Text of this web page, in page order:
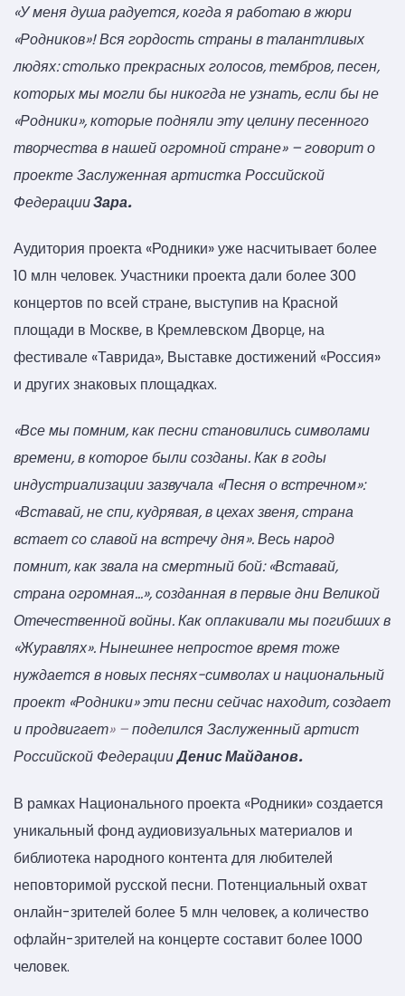
«У меня душа радуется, когда я работаю в жюри
«Родников»! Вся гордость страны в талантливых
людях: столько прекрасных голосов, тембров, песен,
которых мы могли бы никогда не узнать, если бы не
«Родники», которые подняли эту целину песенного
творчества в нашей огромной стране» – говорит о
проекте Заслуженная артистка Российской
ФедерацииЗара.
Аудитория проекта «Родники» уже насчитывает более
10 млн человек. Участники проекта дали более 300
концертов по всей стране, выступив на Красной
площади в Москве, в Кремлевском Дворце, на
фестивале «Таврида», Выставке достижений «Россия»
и других знаковых площадках.
«Все мы помним, как песни становились символами
времени, в которое были созданы. Как в годы
индустриализации зазвучала «Песня о встречном»:
«Вставай, не спи, кудрявая, в цехах звеня, страна
встает со славой на встречу дня». Весь народ
помнит, как звала на смертный бой: «Вставай,
страна огромная…», созданная в первые дни Великой
Отечественной войны. Как оплакивали мы погибших в
«Журавлях». Нынешнее непростое время тоже
нуждается в новых песнях-символах и национальный
проект «Родники» эти песни сейчас находит, создает
и продвигает» –поделился Заслуженный артист
Российской ФедерацииДенис Майданов.
В рамках Национального проекта «Родники» создается
уникальный фонд аудиовизуальных материалов и
библиотека народного контента для любителей
неповторимой русской песни. Потенциальный охват
онлайн-зрителей более 5 млн человек, а количество
офлайн-зрителей на концерте составит более 1000
человек.